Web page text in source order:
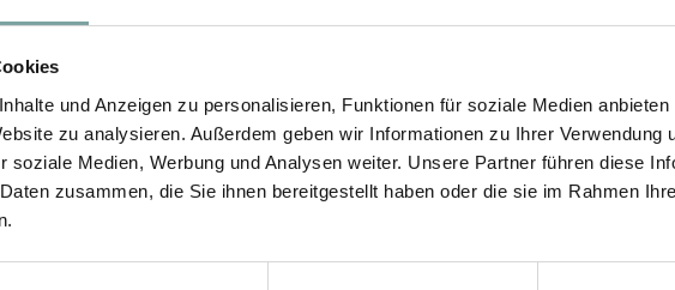
und Anzeigen zu personalisieren, Funktionen für soziale Medien anbieten
zu analysieren. Außerdem geben wir Informationen zu Ihrer Verwendung
soziale Medien, Werbung und Analysen weiter. Unsere Partner führen diese
zusammen, die Sie ihnen bereitgestellt haben oder die sie im Rahmen